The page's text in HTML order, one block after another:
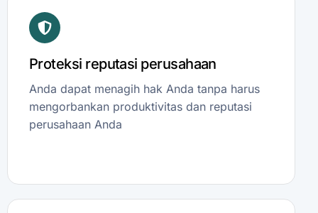
Proteksi reputasi perusahaan
Anda dapat menagih hak Anda tanpa harus
mengorbankan produktivitas dan reputasi
perusahaan Anda